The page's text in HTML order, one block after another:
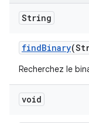
String
findBinary
Recherchez le
void